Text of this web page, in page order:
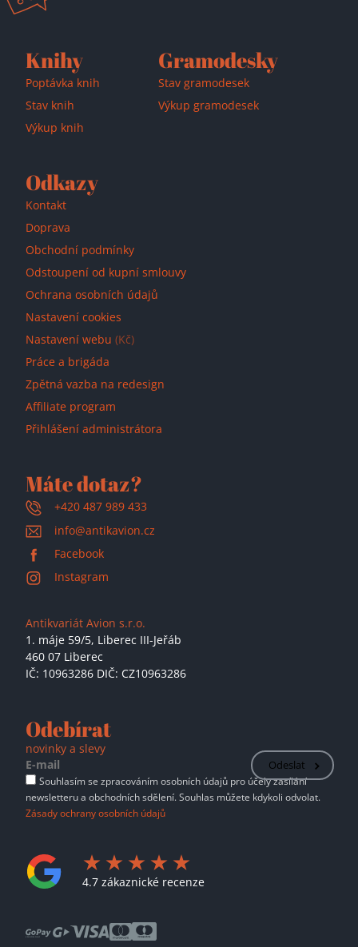
Knihy
Poptávka knih
Stav knih
Výkup knih
Gramodesky
Stav gramodesek
Výkup gramodesek
Odkazy
Kontakt
Doprava
Obchodní podmínky
Odstoupení od kupní smlouvy
Ochrana osobních údajů
Nastavení cookies
Nastavení webu (Kč)
Práce a brigáda
Zpětná vazba na redesign
Affiliate program
Přihlášení administrátora
Máte dotaz?
+420 487 989 433
info@antikavion.cz
Facebook
Instagram
Antikvariát Avion s.r.o.
1. máje 59/5, Liberec III-Jeřáb
460 07 Liberec
IČ: 10963286 DIČ: CZ10963286
Odebírat
novinky a slevy
Odeslat
Souhlasím se zpracováním osobních údajů pro účely zasílání
newsletteru a obchodních sdělení. Souhlas můžete kdykoli odvolat.
Zásady ochrany osobních údajů
4.7 zákaznické recenze